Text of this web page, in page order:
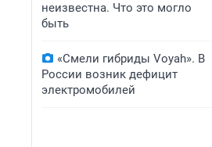
неизвестна. Что это могло
быть
«Смели гибриды Voyah». В
России возник дефицит
электромобилей